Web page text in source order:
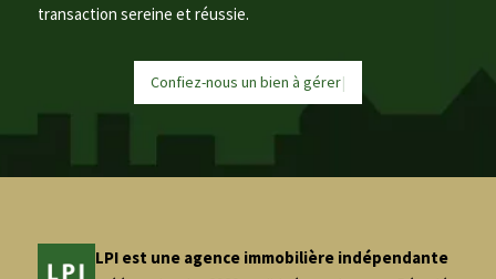
transaction sereine et réussie.
Confiez-nous un bien àgére|
LPI est une agence immobilière indépendante